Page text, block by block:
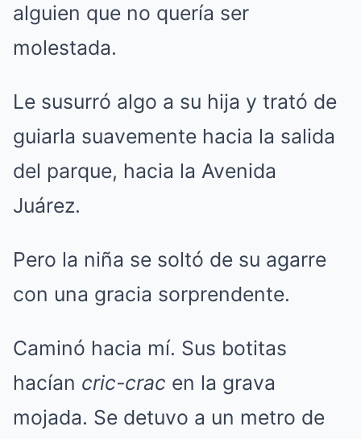
alguien que no quería ser
molestada.
Le susurró algo a su hija y trató de
guiarla suavemente hacia la salida
del parque, hacia la Avenida
Juárez.
Pero la niña se soltó de su agarre
con una gracia sorprendente.
Caminó hacia mí. Sus botitas
hacían cric-crac en la grava
mojada. Se detuvo a un metro de